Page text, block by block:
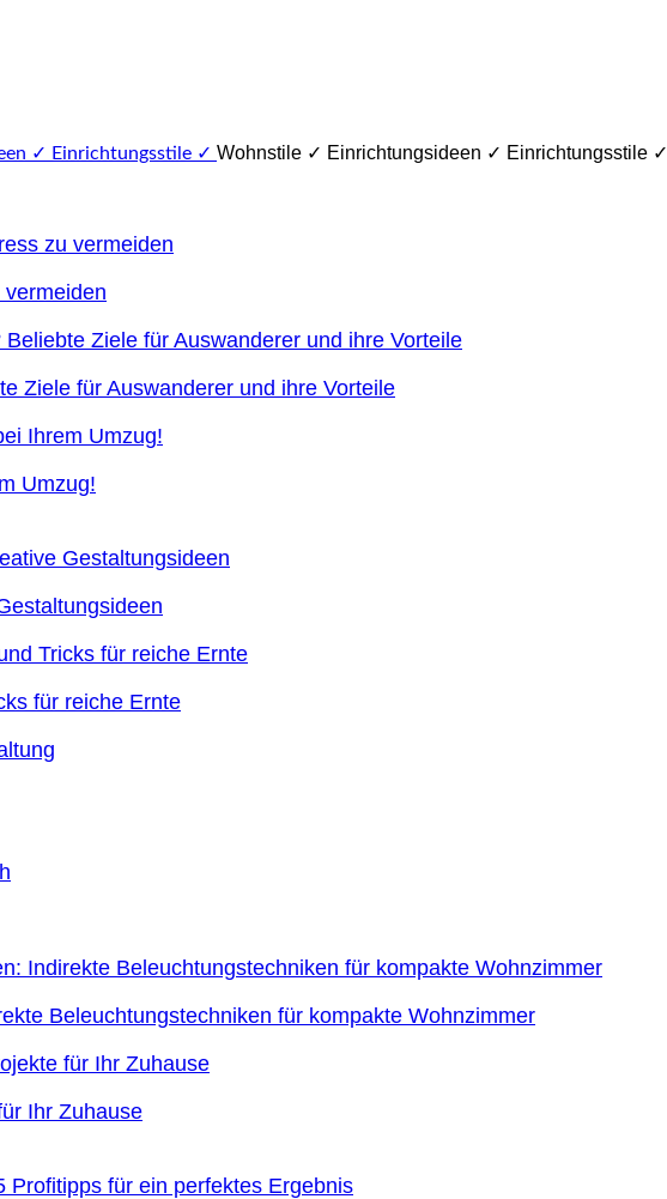
Wohnstile ✓ Einrichtungsideen ✓ Einrichtungsstile ✓
Ziele für Auswanderer und ihre Vorteile
Umzug!
für reiche Ernte
Beleuchtungstechniken für kompakte Wohnzimmer
Ihr Zuhause